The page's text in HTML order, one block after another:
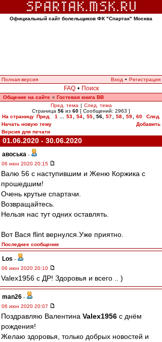
Официальный сайт болельщиков ФК "Спартак" Москва
Полная версия Вход • Регистрация
FAQ • Поиск
Общение на сайте » Гостевая книга ВВ
Пред. тема | След. тема
Страница 56 из 60 [ Сообщений: 2963 ]
На страницу Пред. 1 53 54 55 56, 57 58 59 60
След.
Начать новую тему
Добавить
Версия для печати
01.06.2020 - 30.06.2020
авоська -
06 июн 2020 20:15
Валю 56 с наступившим и Женю Коржика с
прошедшим!
Очень крутые спартачи.
Возвращайтесь.
Нельзя нас тут одних оставлять.
Вот Вася flint вернулся.Уже приятно.
Последнее сообщение
Los -
06 июн 2020 20:10
Valex1956 с ДР! Здоровья и всего .. )
man26 -
06 июн 2020 20:07
Поздравляю Валентина Valex1956 с днём
рождения!
Желаю здоровья, только добрых новостей и